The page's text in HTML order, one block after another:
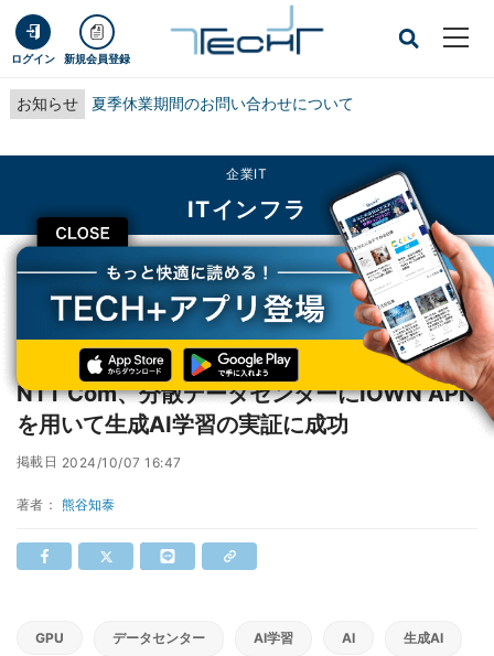
ログイン 新規会員登録
お知らせ 夏季休業期間のお問い合わせについて
CLOSE
企業IT
ITインフラ
TECH+ 企業IT
ITインフラ
NTT Com、分散データセンターにIOWN APNを用いて生成AI学習の実証に成功
NTT Com、分散データセンターにIOWN APN
を用いて生成AI学習の実証に成功
掲載日 2024/10/07 16:47
著者： 熊谷知泰
GPU データセンター AI学習 AI 生成AI